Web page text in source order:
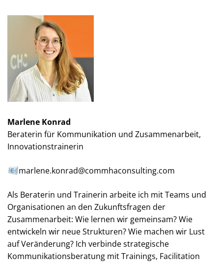
Marlene Konrad
Beraterin für Kommunikation und Zusammenarbeit,
Innovationstrainerin
marlene.konrad@commhaconsulting.com
Als Beraterin und Trainerin arbeite ich mit Teams und
Organisationen an den Zukunftsfragen der
Zusammenarbeit: Wie lernen wir gemeinsam? Wie
entwickeln wir neue Strukturen? Wie machen wir Lust
auf Veränderung? Ich verbinde strategische
Kommunikationsberatung mit Trainings, Facilitation